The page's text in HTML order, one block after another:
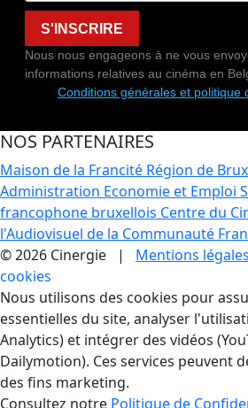
S'INSCRIRE
Nous nous engageons à ne vous
informations relatives au cinéma en
Conditions générales et politique
NOS PARTENAIRES
Maison de la Francité Région de
Administration Economie et Emploi
francophone bruxellois Centre du
l'Audiovisuel de la Communauté
© 2026 Cinergie | Mentions légales
cookies
Gestion des Cookies
Nous utilisons des cookies pour
essentielles du site, analyser
Analytics) et intégrer des vidéos
Dailymotion). Ces services peuvent
des fins marketing.
Consultez notre Politique de